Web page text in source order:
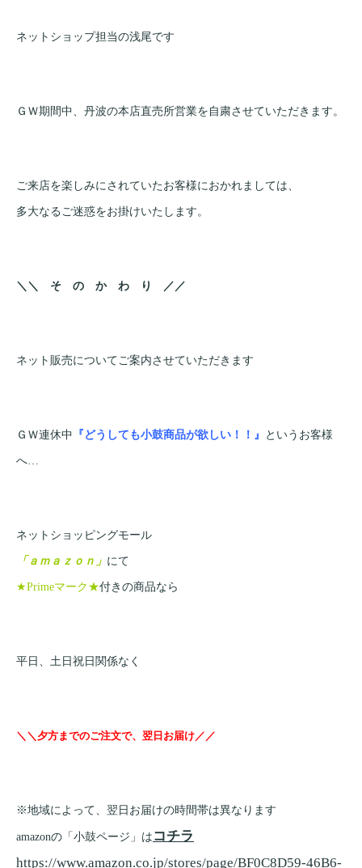
ネットショップ担当の浅尾です
ＧＷ期間中、丹波の本店直売所営業を自粛させていただきます。
ご来店を楽しみにされていたお客様におかれましては、
多大なるご迷惑をお掛けいたします。
＼＼ そ の か わ り ／／
ネット販売についてご案内させていただきます
ＧＷ連休中 『どうしても小鼓商品が欲しい！！』 というお客様
へ…
ネットショッピングモール
「ａｍａｚｏｎ」 にて
★Primeマーク★付きの商品なら
平日、土日祝日関係なく
＼＼夕方までのご注文で、翌日お届け／／
※地域によって、翌日お届けの時間帯は異なります
amazonの「小鼓ページ」は コチラ
https://www.amazon.co.jp/stores/page/BF0C8D59-46B6-